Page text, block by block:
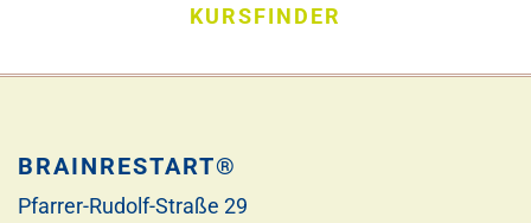
KURSFINDER
BRAINRESTART®
Pfarrer-Rudolf-Straße 29